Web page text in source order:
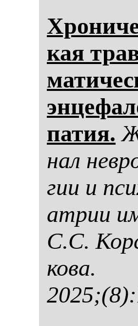
кая
па­тия.
нал
гии и
ат­рии
С.С.
ко­ва.